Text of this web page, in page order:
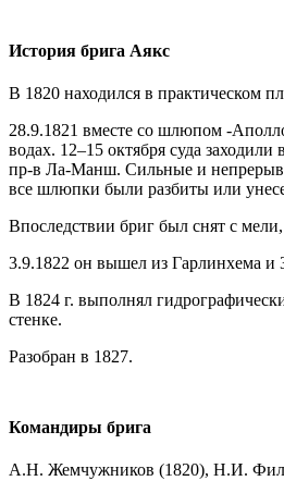
История брига Аякс
В 1820 находился в практическом
28.9.1821 вместе со шлюпом -
водах. 12–15 октября суда
пр-в Ла-Манш. Сильные и
все шлюпки были разбиты или
Впоследствии бриг был снят с
3.9.1822 он вышел из Гарлинхема и
В 1824 г. выполнял
стенке.
Разобран в 1827.
Командиры брига
А.Н. Жемчужников (1820), Н.И.